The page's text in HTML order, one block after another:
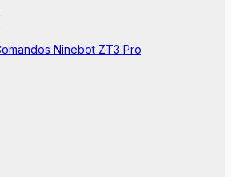
Ninebot ZT3 Pro